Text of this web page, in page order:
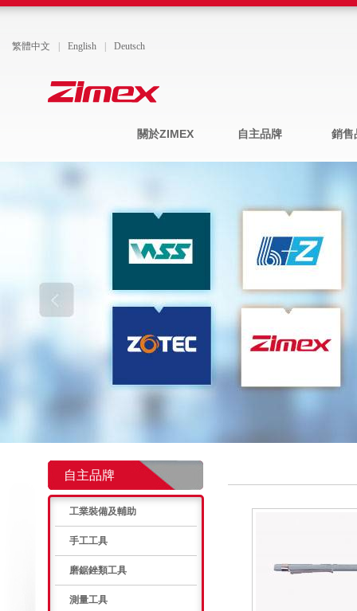
繁體中文 English Deutsch
關於ZIMEX 自主品牌 銷售
自主品牌
工業裝備及輔助
手工工具
磨鋸銼類工具
測量工具